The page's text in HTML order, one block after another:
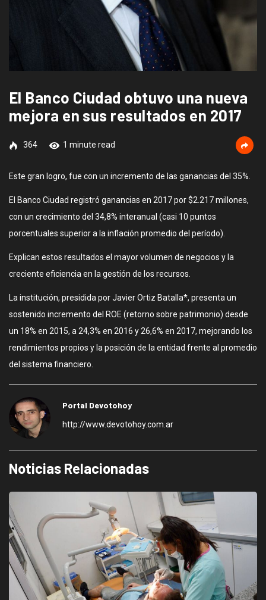
El Banco Ciudad obtuvo una nueva
mejora en sus resultados en 2017
364 1 minute read
Este gran logro, fue con un incremento de las ganancias del 35%.
El Banco Ciudad registró ganancias en 2017 por $2.217 millones,
con un crecimiento del 34,8% interanual (casi 10 puntos
porcentuales superior a la inflación promedio del período).
Explican estos resultados el mayor volumen de negocios y la
creciente eficiencia en la gestión de los recursos.
La institución, presidida por Javier Ortiz Batalla*, presenta un
sostenido incremento del ROE (retorno sobre patrimonio) desde
un 18% en 2015, a 24,3% en 2016 y 26,6% en 2017, mejorando los
rendimientos propios y la posición de la entidad frente al promedio
del sistema financiero.
Portal Devotohoy
http://www.devotohoy.com.ar
Noticias Relacionadas